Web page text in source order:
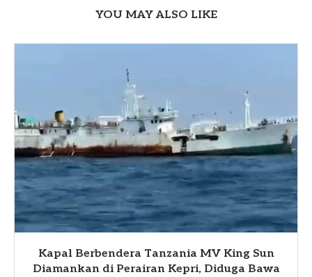
YOU MAY ALSO LIKE
Kapal Berbendera Tanzania MV King Sun
Diamankan di Perairan Kepri, Diduga Bawa